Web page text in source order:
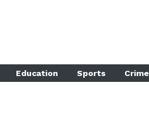
Education Sports Crime